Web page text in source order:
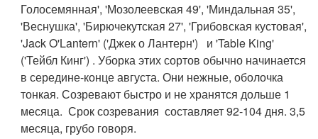
Голосемянная', 'Мозолеевская 49', 'Миндальная 35',
'Веснушка', 'Бирючекутская 27', 'Грибовская кустовая',
'Jack O'Lantern' ('Джек о Лантерн') и 'Table King'
('Тейбл Кинг') . Уборка этих сортов обычно начинается
в середине-конце августа. Они нежные, оболочка
тонкая. Созревают быстро и не хранятся дольше 1
месяца. Срок созревания составляет 92-104 дня. 3,5
месяца, грубо говоря.